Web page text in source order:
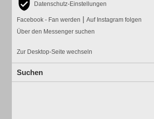
Datenschutz-Einstellungen
Facebook - Fan werden | Auf Instagram folgen
Über den Messenger suchen
Zur Desktop-Seite wechseln
Suchen